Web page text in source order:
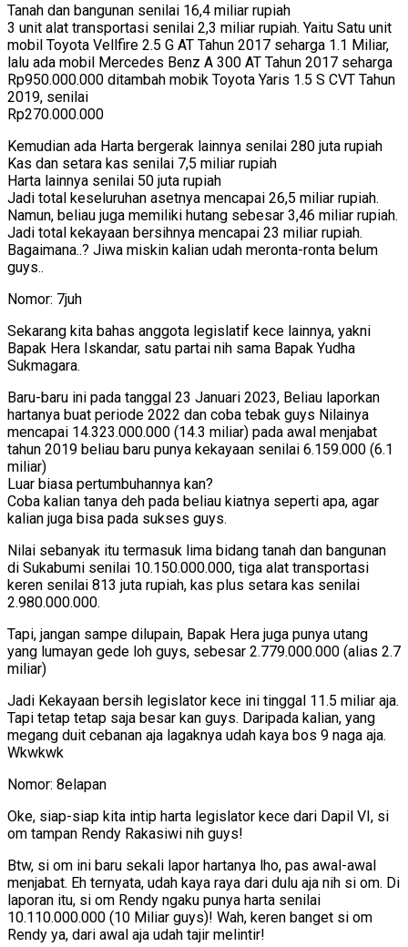
Tanah dan bangunan senilai 16,4 miliar rupiah
3 unit alat transportasi senilai 2,3 miliar rupiah. Yaitu Satu unit
mobil Toyota Vellfire 2.5 G AT Tahun 2017 seharga 1.1 Miliar,
lalu ada mobil Mercedes Benz A 300 AT Tahun 2017 seharga
Rp950.000.000 ditambah mobik Toyota Yaris 1.5 S CVT Tahun
2019, senilai
Rp270.000.000
Kemudian ada Harta bergerak lainnya senilai 280 juta rupiah
Kas dan setara kas senilai 7,5 miliar rupiah
Harta lainnya senilai 50 juta rupiah
Jadi total keseluruhan asetnya mencapai 26,5 miliar rupiah.
Namun, beliau juga memiliki hutang sebesar 3,46 miliar rupiah.
Jadi total kekayaan bersihnya mencapai 23 miliar rupiah.
Bagaimana..? Jiwa miskin kalian udah meronta-ronta belum
guys..
Nomor: 7juh
Sekarang kita bahas anggota legislatif kece lainnya, yakni
Bapak Hera Iskandar, satu partai nih sama Bapak Yudha
Sukmagara.
Baru-baru ini pada tanggal 23 Januari 2023, Beliau laporkan
hartanya buat periode 2022 dan coba tebak guys Nilainya
mencapai 14.323.000.000 (14.3 miliar) pada awal menjabat
tahun 2019 beliau baru punya kekayaan senilai 6.159.000 (6.1
miliar)
Luar biasa pertumbuhannya kan?
Coba kalian tanya deh pada beliau kiatnya seperti apa, agar
kalian juga bisa pada sukses guys.
Nilai sebanyak itu termasuk lima bidang tanah dan bangunan
di Sukabumi senilai 10.150.000.000, tiga alat transportasi
keren senilai 813 juta rupiah, kas plus setara kas senilai
2.980.000.000.
Tapi, jangan sampe dilupain, Bapak Hera juga punya utang
yang lumayan gede loh guys, sebesar 2.779.000.000 (alias 2.7
miliar)
Jadi Kekayaan bersih legislator kece ini tinggal 11.5 miliar aja.
Tapi tetap tetap saja besar kan guys. Daripada kalian, yang
megang duit cebanan aja lagaknya udah kaya bos 9 naga aja.
Wkwkwk
Nomor: 8elapan
Oke, siap-siap kita intip harta legislator kece dari Dapil VI, si
om tampan Rendy Rakasiwi nih guys!
Btw, si om ini baru sekali lapor hartanya lho, pas awal-awal
menjabat. Eh ternyata, udah kaya raya dari dulu aja nih si om. Di
laporan itu, si om Rendy ngaku punya harta senilai
10.110.000.000 (10 Miliar guys)! Wah, keren banget si om
Rendy ya, dari awal aja udah tajir melintir!